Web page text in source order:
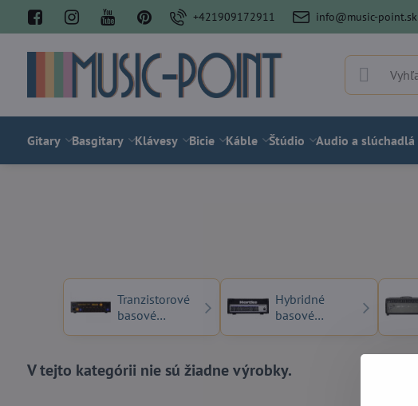
+421909172911 info@music-point.sk
Gitary Basgitary Klávesy Bicie Káble Štúdio Audio a slúchadlá
Tranzistorové
basové
zosilňovače
Hybridné
basové
zosilňovače